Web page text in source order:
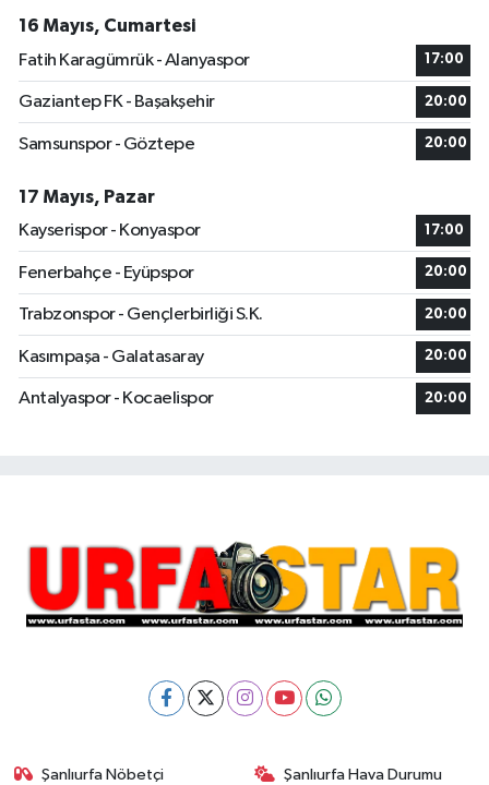
16 Mayıs, Cumartesi
Fatih Karagümrük - Alanyaspor
17:00
Gaziantep FK - Başakşehir 20:00
Samsunspor - Göztepe 20:00
17 Mayıs, Pazar
Kayserispor - Konyaspor
17:00
Fenerbahçe - Eyüpspor 20:00
Trabzonspor - Gençlerbirliği S.K. 20:00
Kasımpaşa - Galatasaray 20:00
Antalyaspor - Kocaelispor 20:00
Şanlıurfa Nöbetçi Şanlıurfa Hava Durumu